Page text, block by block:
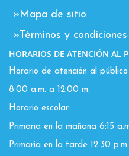
»Mapa de sitio
»Términos y condiciones
HORARIOS DE ATENCIÓN AL
Horario de atención al
8:00 a.m. a 12:00 m.
Horario escolar:
Primaria en la mañana 6:15
Primaria en la tarde 12:30